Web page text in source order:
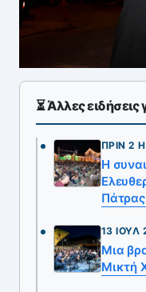
⏳ Άλλες ειδήσεις
ΠΡΙΝ 2
H
13 ΙΟΎΛ
Μια
Μικτή